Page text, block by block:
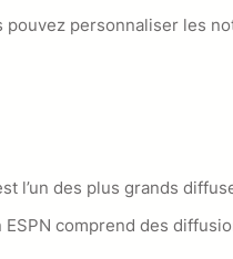
pouvez personnaliser les
l’un des plus grands
ESPN comprend des